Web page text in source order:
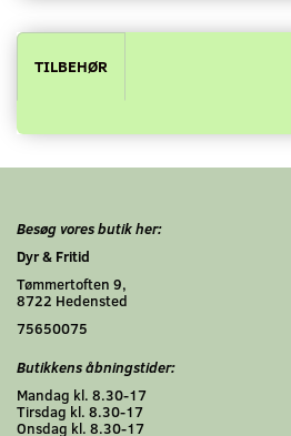
TILBEHØR
Besøg vores butik her:
Dyr & Fritid
Tømmertoften 9,
8722 Hedensted
75650075
Butikkens åbningstider:
Mandag kl. 8.30-17
Tirsdag kl. 8.30-17
Onsdag kl. 8.30-17